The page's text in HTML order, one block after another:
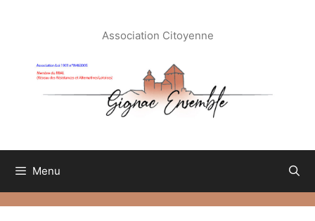
Association Citoyenne
Menu